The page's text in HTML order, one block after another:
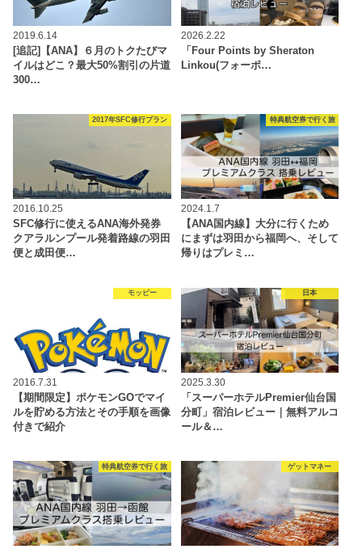
2019.6.14
[追記]【ANA】６月のトクたびマ
イルはどこ？最大50%割引の片道
300…
2026.2.22
「Four Points by Sheraton
Linkou(フォーポ…
2017年SFC修行プラン
2016.10.25
SFC修行に使えるANA海外発券
クアラルンプール発着路線の羽田
便と成田便…
特典航空券で行く旅
2024.1.7
【ANA国内線】大分に行くため
にまずは羽田から福岡へ、そして
帰りはプレミ…
モッピー
2016.7.31
【期間限定】ポケモンGOでマイ
ルを貯める方法とその手順を画像
付きで紹介
日本
2025.3.30
「スーパーホテルPremier仙台国
分町」宿泊レビュー｜無料アルコ
ール＆…
特典航空券で行く旅 ゲットマネー